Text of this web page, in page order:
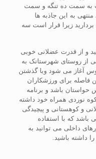
به سمت ده تنگه و سمت
به این جاذبه ها
زیرا قرار است سه
و از قدرت عضلانی خوبی
از روستای شهرستانک به
آغاز می شود وبا گذشتن
فاصله برای ورزشکاران
باشد و برنامه
نوردی همراه خود داشته
و کوهستانی و پیچیدگی
که با استفاده
داخلی می توانید به
داشته باشید.